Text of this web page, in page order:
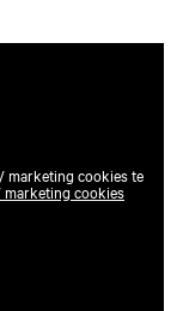
marketing cookies te
cookies